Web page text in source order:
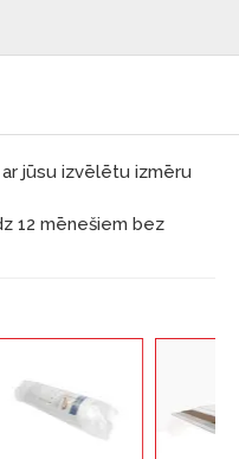
jūsu izvēlētu izmēru
12 mēnešiem bez